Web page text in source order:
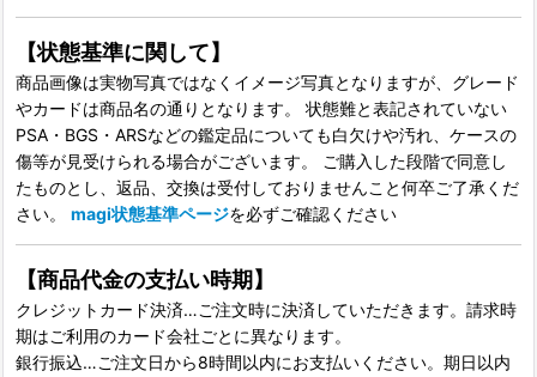
【状態基準に関して】
商品画像は実物写真ではなくイメージ写真となりますが、グレード
やカードは商品名の通りとなります。 状態難と表記されていない
PSA・BGS・ARSなどの鑑定品についても白欠けや汚れ、ケースの
傷等が見受けられる場合がございます。 ご購入した段階で同意し
たものとし、返品、交換は受付しておりませんこと何卒ご了承くだ
さい。 magi状態基準ページを必ずご確認ください
【商品代金の支払い時期】
クレジットカード決済…ご注文時に決済していただきます。請求時
期はご利用のカード会社ごとに異なります。
銀行振込…ご注文日から8時間以内にお支払いください。期日以内